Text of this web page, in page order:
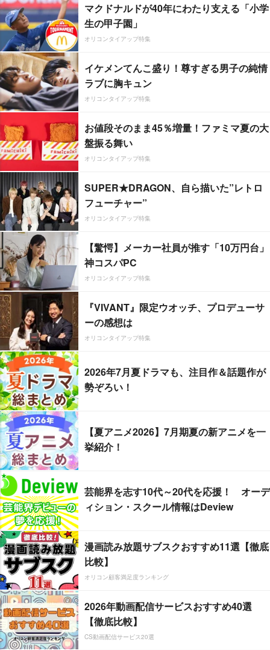
マクドナルドが40年にわたり支える「小学
生の甲子園」
オリコンタイアップ特集
イケメンてんこ盛り！尊すぎる男子の純情
ラブに胸キュン
オリコンタイアップ特集
お値段そのまま45％増量！ファミマ夏の大
盤振る舞い
オリコンタイアップ特集
SUPER★DRAGON、自ら描いた”レトロ
フューチャー”
オリコンタイアップ特集
【驚愕】メーカー社員が推す「10万円台」
神コスパPC
オリコンタイアップ特集
『VIVANT』限定ウオッチ、プロデューサ
ーの感想は
オリコンタイアップ特集
2026年7月夏ドラマも、注目作＆話題作が
勢ぞろい！
【夏アニメ2026】7月期夏の新アニメを一
挙紹介！
芸能界を志す10代～20代を応援！ オーデ
ィション・スクール情報はDeview
漫画読み放題サブスクおすすめ11選【徹底
比較】
オリコン顧客満足度ランキング
2026年動画配信サービスおすすめ40選
【徹底比較】
CS動画配信サービス20選